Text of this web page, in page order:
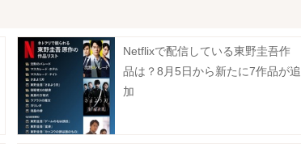
Netflixで配信している東野圭吾作
品は？8月5日から新たに7作品が追
加